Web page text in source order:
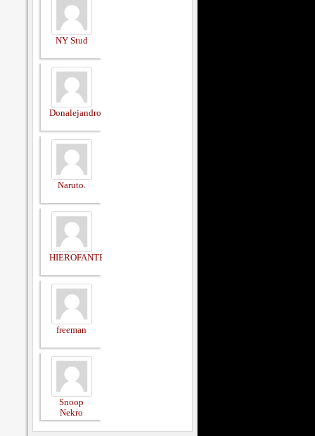
NY Stud
Donalejandro
Naruto.
HIEROFANTE
freeman
Snoop
Nekro